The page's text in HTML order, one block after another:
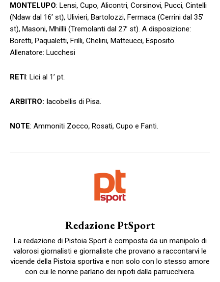
MONTELUPO: Lensi, Cupo, Alicontri, Corsinovi, Pucci, Cintelli
(Ndaw dal 16’ st), Ulivieri, Bartolozzi, Fermaca (Cerrini dal 35’
st), Masoni, Mhillli (Tremolanti dal 27’ st). A disposizione:
Boretti, Paqualetti, Frilli, Chelini, Matteucci, Esposito.
Allenatore: Lucchesi
RETI: Lici al 1’ pt.
ARBITRO: Iacobellis di Pisa.
NOTE: Ammoniti Zocco, Rosati, Cupo e Fanti.
Redazione PtSport
La redazione di Pistoia Sport è composta da un manipolo di
valorosi giornalisti e giornaliste che provano a raccontarvi le
vicende della Pistoia sportiva e non solo con lo stesso amore
con cui le nonne parlano dei nipoti dalla parrucchiera.